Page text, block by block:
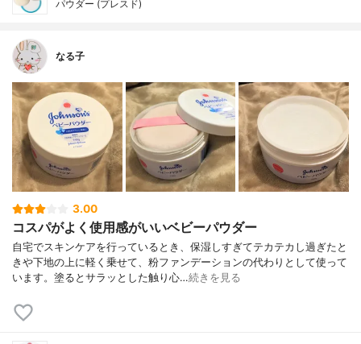
パウダー (プレスド)
なる子
3.00
コスパがよく使用感がいいベビーパウダー
自宅でスキンケアを行っているとき、保湿しすぎてテカテカし過ぎたと
きや下地の上に軽く乗せて、粉ファンデーションの代わりとして使って
います。塗るとサラッとした触り心…続きを見る